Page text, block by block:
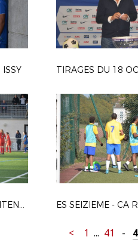
ISSY TIRAGES DU 18
UMS PONTAULT-COMBAULT - ENTENTE FOOTBALL PAYS DE FONTAINEBLEAU ES SEIZIEME - CA
< 1 ... 41 -